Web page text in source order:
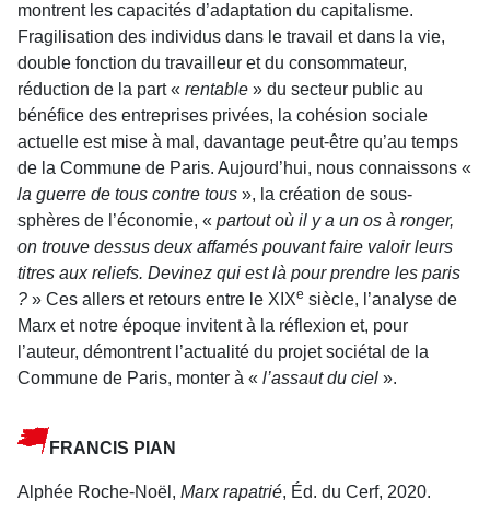
montrent les capacités d’adaptation du capitalisme.
Fragilisation des individus dans le travail et dans la vie,
double fonction du travailleur et du consommateur,
réduction de la part « rentable » du secteur public au
bénéfice des entreprises privées, la cohésion sociale
actuelle est mise à mal, davantage peut-être qu’au temps
de la Commune de Paris. Aujourd’hui, nous connaissons «
la guerre de tous contre tous », la création de sous-
sphères de l’économie, « partout où il y a un os à ronger,
on trouve dessus deux affamés pouvant faire valoir leurs
titres aux reliefs. Devinez qui est là pour prendre les paris
? » Ces allers et retours entre le XIXe siècle, l’analyse de
Marx et notre époque invitent à la réflexion et, pour
l’auteur, démontrent l’actualité du projet sociétal de la
Commune de Paris, monter à « l’assaut du ciel ».
FRANCIS PIAN
Alphée Roche-Noël, Marx rapatrié, Éd. du Cerf, 2020.